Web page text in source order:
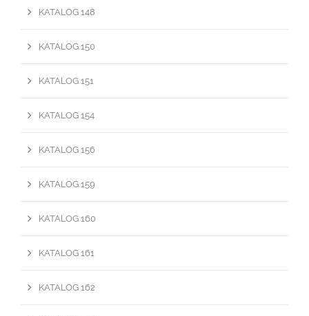
KATALOG 148
KATALOG 150
KATALOG 151
KATALOG 154
KATALOG 156
KATALOG 159
KATALOG 160
KATALOG 161
KATALOG 162